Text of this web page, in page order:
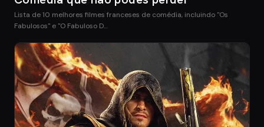
Lista de 10 melhores filmes franceses de comédia, incluindo "Os
Fabulosos" e "O Fabuloso D…